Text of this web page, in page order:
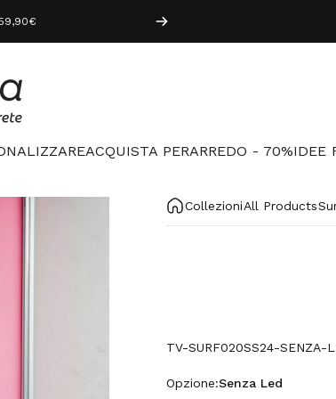
ACQUISTA PERARREDO - 70%IDEE
CollezioniAll Products
TV-SURF020SS24-SENZA-
Opzione
Opzione:Senza Led